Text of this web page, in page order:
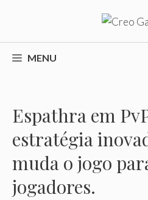
o
conteúdoMENU
Espathra em
estratégia
muda o jogo
jogadores.